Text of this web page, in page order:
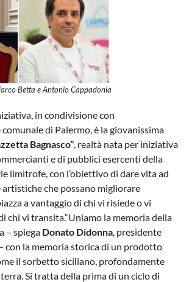
Betta e Antonio Cappadonia
in condivisione con
di Palermo, è la giovanissima
Bagnasco”, realtà nata per iniziativa
e di pubblici esercenti della
limitrofe, con l’obiettivo di dare vita ad
che possano migliorare
a vantaggio di chi vi risiede o vi
chi vi transita.“Uniamo la memoria della
– spiegaDonato Didonna, presidente
con la memoria storica di un prodotto
il sorbetto siciliano, profondamente
Si tratta della prima di un ciclo di